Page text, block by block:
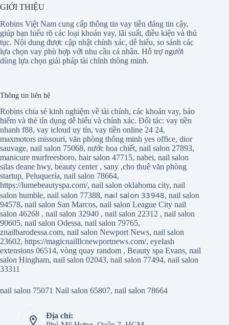
GIỚI THIỆU
Robins Việt Nam cung cấp thông tin vay tiền đáng tin cậy,
giúp bạn hiểu rõ các loại khoản vay, lãi suất, điều kiện và thủ
tục. Nội dung được cập nhật chính xác, dễ hiểu, so sánh các
lựa chọn vay phù hợp với nhu cầu cá nhân. Hỗ trợ người
dùng lựa chọn giải pháp tài chính thông minh.
Thông tin liên hệ
Robins chia sẻ kinh nghiệm về tài chính, các khoản vay, bảo
hiểm và thẻ tín dụng dễ hiểu và chính xác. Đối tác: vay tiền
nhanh f88, vay icloud uy tín, vay tiền online 24 24,
maxmotors missouri, văn phòng thông minh yes office, dior
sauvage, nail salon 75068, nước hoa chiết, nail salon 27893,
manicure murfreesboro, hair salon 47715, nabei, nail salon
silas deane hwy, beauty center, sany ,cho thuê văn phòng
startup, Peluquería, nail salon 78664,
https://lumebeautyspa.com/, nail salon oklahoma city, nail
salon humble, nail salon 77388, nail salon 33948,nail salon
94578, nail salon San Marcos, nail salon League City nail
salon 46268 , nail salon 32940 , nail salon 22312 , nail salon
90605, nail salon Odessa, nail salon 79765,
znailbarodessa.com, nail salon Newport News, nail salon
23602, https://magicnailllcnewportnews.com/, eyelash
extensions 06514, vòng quay random , Beauty spa Evans, nail
salon Hingham, nail salon 02043, nail salon 77494, nail salon
33311
nail salon 75071 Nail salon 65807, nail salon 78664
Địa chỉ: